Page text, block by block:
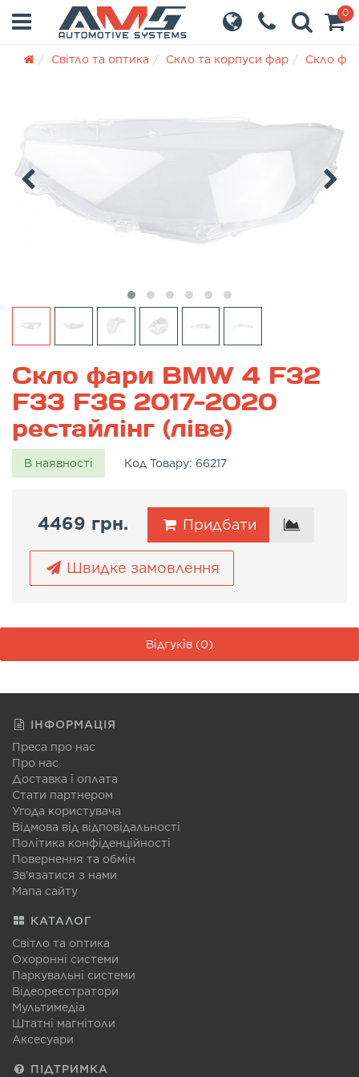
0
Світло та оптика Скло та корпуси фар Скло
Скло фари BMW 4 F32
F33 F36 2017-2020
рестайлінг (ліве)
В наявності Код Товару: 66217
4469 грн. Придбати
Швидке замовлення
Відгуків (0)
ІНФОРМАЦІЯ
Преса про нас
Про нас
Доставка і оплата
Стати партнером
Угода користувача
Відмова від відповідальності
Політика конфіденційності
Повернення та обмін
Зв'язатися з нами
Мапа сайту
КАТАЛОГ
Світло та оптика
Охоронні системи
Паркувальні системи
Відеореєстратори
Мультимедіа
Штатні магнітоли
Аксесуари
ПІДТРИМКА